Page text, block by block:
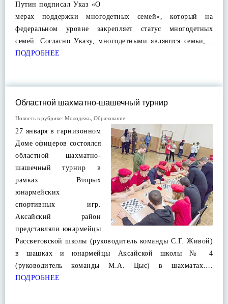
Путин подписал Указ «О
мерах поддержки многодетных семей», который на
федеральном уровне закрепляет статус многодетных
семей. Согласно Указу, многодетными являются семьи,…
ПОДРОБНЕЕ
Областной шахматно-шашечный турнир
Новость в рубрике: Молодежь Образование
27 января в гарнизонном
Доме офицеров состоялся
областной шахматно-
шашечный турнир в
рамках Вторых
юнармейских
спортивных игр.
Аксайский район
представляли юнармейцы
Рассветовской школы (руководитель команды С.Г. Живой)
в шашках и юнармейцы Аксайской школы № 4
(руководитель команды М.А. Цыс) в шахматах….
ПОДРОБНЕЕ